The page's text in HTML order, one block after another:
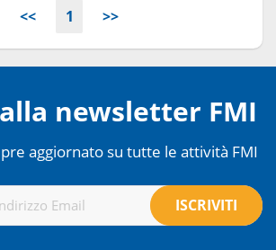
<< 1 >>
newsletter FMI
aggiornato su tutte le attività FMI